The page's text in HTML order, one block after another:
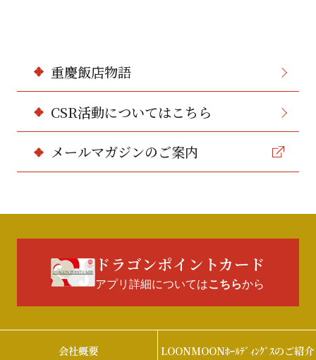
重慶飯店物語
CSR活動についてはこちら
メールマガジンのご案内
ドラゴンポイントカード
アプリ詳細についてはこちらから
会社概要 LOONMOONﾎｰﾙﾃﾞｨﾝｸﾞｽのご紹介